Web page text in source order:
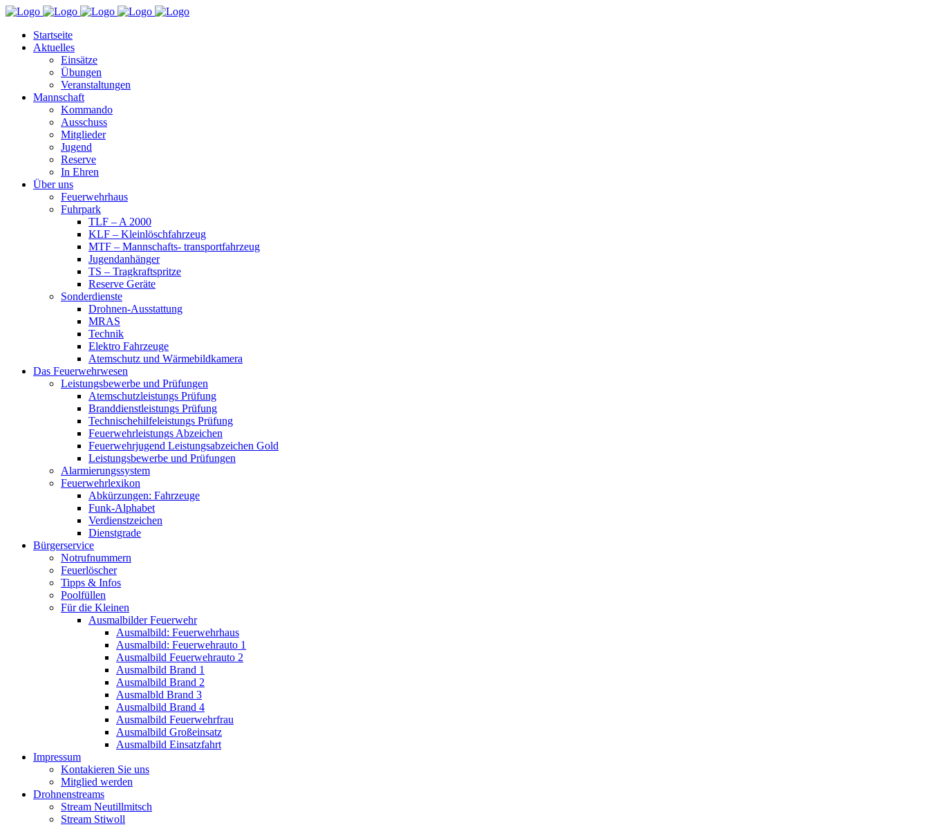
Startseite
Aktuelles
Einsätze
Übungen
Veranstaltungen
Mannschaft
Kommando
Ausschuss
Mitglieder
Jugend
Reserve
In Ehren
Über uns
Feuerwehrhaus
Fuhrpark
TLF – A 2000
KLF – Kleinlöschfahrzeug
MTF – Mannschafts- transportfahrzeug
Jugendanhänger
TS – Tragkraftspritze
Reserve Geräte
Sonderdienste
Drohnen-Ausstattung
MRAS
Technik
Elektro Fahrzeuge
Atemschutz und Wärmebildkamera
Das Feuerwehrwesen
Leistungsbewerbe und Prüfungen
Atemschutzleistungs Prüfung
Branddienstleistungs Prüfung
Technischehilfeleistungs Prüfung
Feuerwehrleistungs Abzeichen
Feuerwehrjugend Leistungsabzeichen Gold
Leistungsbewerbe und Prüfungen
Alarmierungssystem
Feuerwehrlexikon
Abkürzungen: Fahrzeuge
Funk-Alphabet
Verdienstzeichen
Dienstgrade
Bürgerservice
Notrufnummern
Feuerlöscher
Tipps & Infos
Poolfüllen
Für die Kleinen
Ausmalbilder Feuerwehr
Ausmalbild: Feuerwehrhaus
Ausmalbild: Feuerwehrauto 1
Ausmalbild Feuerwehrauto 2
Ausmalbild Brand 1
Ausmalbild Brand 2
Ausmalbld Brand 3
Ausmalbild Brand 4
Ausmalbild Feuerwehrfrau
Ausmalbild Großeinsatz
Ausmalbild Einsatzfahrt
Impressum
Kontakieren Sie uns
Mitglied werden
Drohnenstreams
Stream Neutillmitsch
Stream Stiwoll